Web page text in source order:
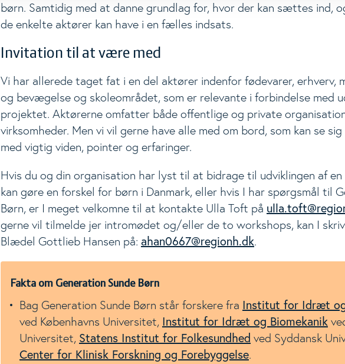
børn. Samtidig med at danne grundlag for, hvor der kan sættes ind,
de enkelte aktører kan have i en fælles indsats.
Invitation til at være med
Vi har allerede taget fat i en del aktører indenfor fødevarer, erhverv,
og bevægelse og skoleområdet, som er relevante i forbindelse med
projektet. Aktørerne omfatter både offentlige og private
virksomheder. Men vi vil gerne have alle med om bord, som kan se
med vigtig viden, pointer og erfaringer.
Hvis du og din organisation har lyst til at bidrage til udviklingen af en
kan gøre en forskel for børn i Danmark, eller hvis I har spørgsmål til
Børn, er I meget velkomne til at kontakte Ulla Toft på
gerne vil tilmelde jer intromødet og/eller de to workshops, kan I
Blædel Gottlieb Hansen på: ahan0667@regionh.dk.
Fakta om Generation Sunde Børn
Bag Generation Sunde Børn står forskere fra Institut for Idræt
ved Københavns Universitet, Institut for Idræt og Biomekanik
Universitet, Statens Institut for Folkesundhed ved Syddansk
Center for Klinisk Forskning og Forebyggelse.